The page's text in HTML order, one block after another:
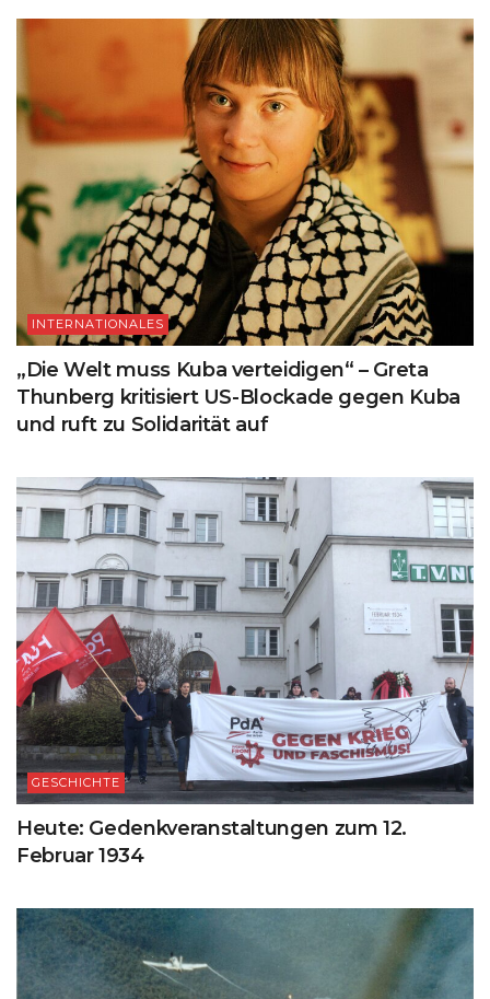
INTERNATIONALES
„Die Welt muss Kuba verteidigen“ – Greta
Thunberg kritisiert US-Blockade gegen Kuba
und ruft zu Solidarität auf
GESCHICHTE
Heute: Gedenkveranstaltungen zum 12.
Februar 1934